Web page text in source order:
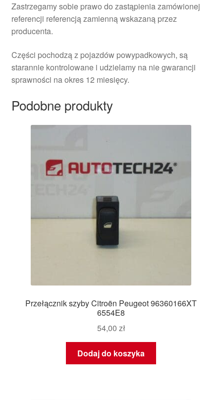
Zastrzegamy sobie prawo do zastąpienia zamówionej
referencji referencją zamienną wskazaną przez
producenta.
Części pochodzą z pojazdów powypadkowych, są
starannie kontrolowane i udzielamy na nie gwarancji
sprawności na okres 12 miesięcy.
Podobne produkty
Przełącznik szyby Citroën Peugeot 96360166XT
6554E8
54,00 zł
Dodaj do koszyka